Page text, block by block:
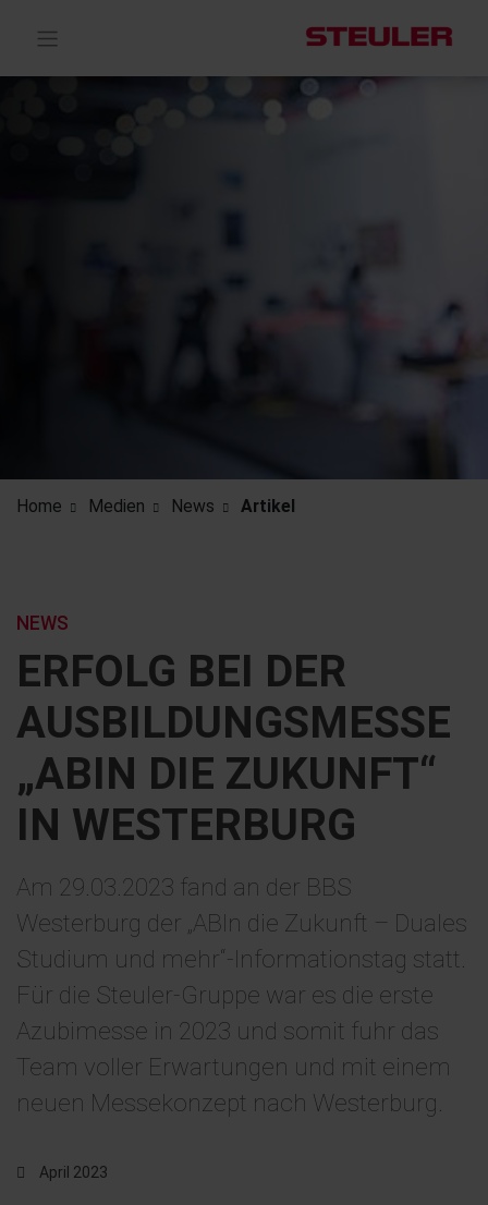
Home Medien News Artikel
ERFOLG BEI DER
AUSBILDUNGSMESSE
„ABIN DIE ZUKUNFT“
IN WESTERBURG
NEWS
Am 29.03.2023 fand an der BBS
Westerburg der „ABIn die Zukunft – Duales
Studium und mehr“-Informationstag statt.
Für die Steuler-Gruppe war es die erste
Azubimesse in 2023 und somit fuhr das
Team voller Erwartungen und mit einem
neuen Messekonzept nach Westerburg.
April 2023